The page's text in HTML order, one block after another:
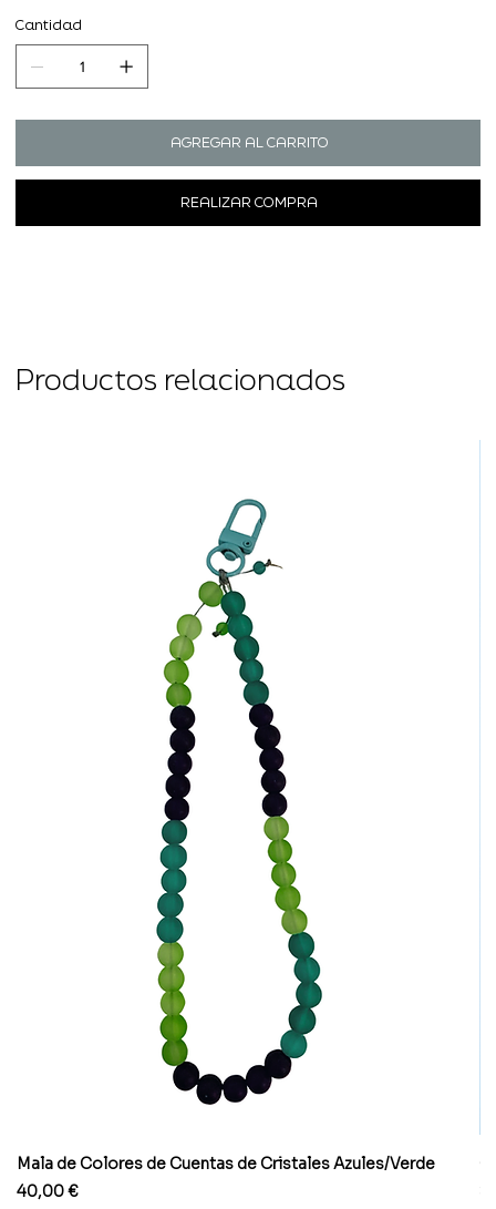
Cantidad
AGREGAR AL CARRITO
REALIZAR COMPRA
Productos relacionados
Mala de Colores de Cuentas de Cristales Azules/Verde
Precio
40,00 €